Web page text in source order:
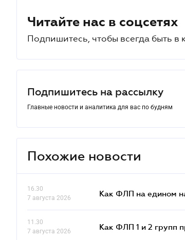
Читайте нас в соцсетях
Подпишитесь, чтобы всегда быть в
Подпишитесь на рассылку
Главные новости и аналитика для вас по будням
Похожие новости
16.30
7 августа 2026
Как ФЛП на едином
11.30
7 августа 2026
Как ФЛП 1 и 2 групп